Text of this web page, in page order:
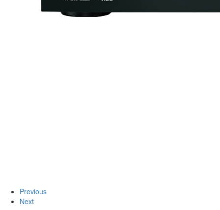
Previous
Next